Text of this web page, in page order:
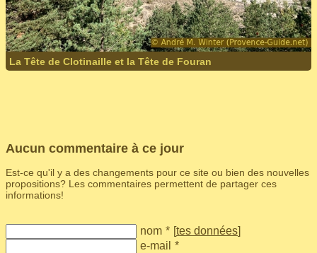
La Tête de Clotinaille et la Tête de Fouran
Aucun commentaire à ce jour
Est-ce qu'il y a des changements pour ce site ou bien des nouvelles
propositions? Les commentaires permettent de partager ces
informations!
nom * [tes données]
e-mail *